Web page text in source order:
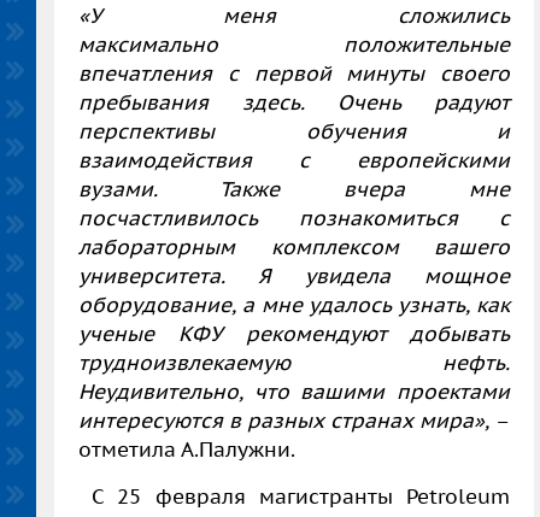
«У меня сложились
максимально положительные
впечатленияс первой минуты своего
пребывания здесь. Очень радуют
перспективы обучения и
взаимодействия с европейскими
вузами.
Также вчера мне
посчастливилось познакомиться с
лабораторным комплексом вашего
университета. Я увидела мощное
оборудование, а мне удалось узнать, как
ученые КФУ рекомендуют добывать
трудноизвлекаемую нефть.
Неудивительно, что вашими проектами
интересуются в разных странах мира», –
отметила А.Палужни.
С 25 февраля магистранты Petroleum